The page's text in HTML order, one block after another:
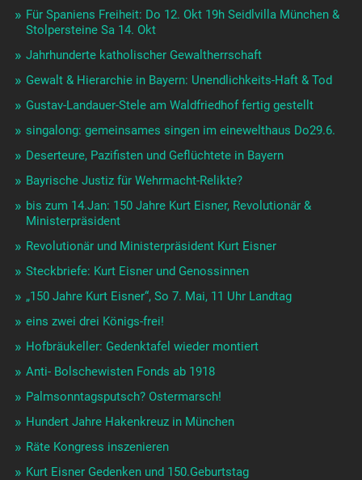
Für Spaniens Freiheit: Do 12. Okt 19h Seidlvilla München &
Stolpersteine Sa 14. Okt
Jahrhunderte katholischer Gewaltherrschaft
Gewalt & Hierarchie in Bayern: Unendlichkeits-Haft & Tod
Gustav-Landauer-Stele am Waldfriedhof fertig gestellt
singalong: gemeinsames singen im einewelthaus Do29.6.
Deserteure, Pazifisten und Geflüchtete in Bayern
Bayrische Justiz für Wehrmacht-Relikte?
bis zum 14.Jan: 150 Jahre Kurt Eisner, Revolutionär &
Ministerpräsident
Revolutionär und Ministerpräsident Kurt Eisner
Steckbriefe: Kurt Eisner und Genossinnen
„150 Jahre Kurt Eisner“, So 7. Mai, 11 Uhr Landtag
eins zwei drei Königs-frei!
Hofbräukeller: Gedenktafel wieder montiert
Anti- Bolschewisten Fonds ab 1918
Palmsonntagsputsch? Ostermarsch!
Hundert Jahre Hakenkreuz in München
Räte Kongress inszenieren
Kurt Eisner Gedenken und 150.Geburtstag